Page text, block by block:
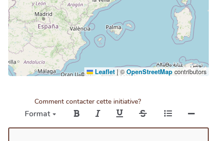
Leaflet |© OpenStreetMap contributors
Comment contacter cette initiative?
Format